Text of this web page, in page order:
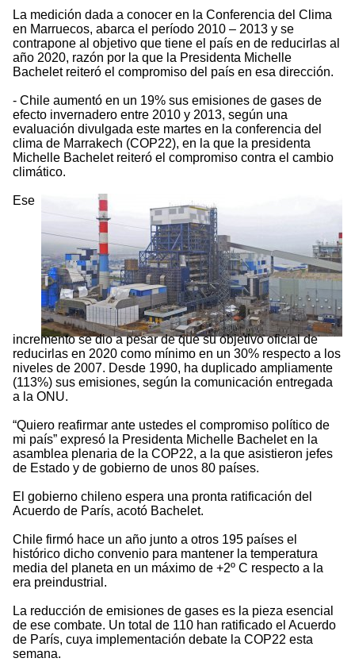
La medición dada a conocer en la Conferencia del Clima
en Marruecos, abarca el período 2010 – 2013 y se
contrapone al objetivo que tiene el país en de reducirlas al
año 2020, razón por la que la Presidenta Michelle
Bachelet reiteró el compromiso del país en esa dirección.
- Chile aumentó en un 19% sus emisiones de gases de
efecto invernadero entre 2010 y 2013, según una
evaluación divulgada este martes en la conferencia del
clima de Marrakech (COP22), en la que la presidenta
Michelle Bachelet reiteró el compromiso contra el cambio
climático.
Ese
incremento se dio a pesar de que su objetivo oficial de
reducirlas en 2020 como mínimo en un 30% respecto a los
niveles de 2007. Desde 1990, ha duplicado ampliamente
(113%) sus emisiones, según la comunicación entregada
a la ONU.
“Quiero reafirmar ante ustedes el compromiso político de
mi país” expresó la Presidenta Michelle Bachelet en la
asamblea plenaria de la COP22, a la que asistieron jefes
de Estado y de gobierno de unos 80 países.
El gobierno chileno espera una pronta ratificación del
Acuerdo de París, acotó Bachelet.
Chile firmó hace un año junto a otros 195 países el
histórico dicho convenio para mantener la temperatura
media del planeta en un máximo de +2º C respecto a la
era preindustrial.
La reducción de emisiones de gases es la pieza esencial
de ese combate. Un total de 110 han ratificado el Acuerdo
de París, cuya implementación debate la COP22 esta
semana.